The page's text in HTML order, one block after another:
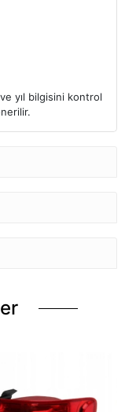
yıl bilgisini kontrol